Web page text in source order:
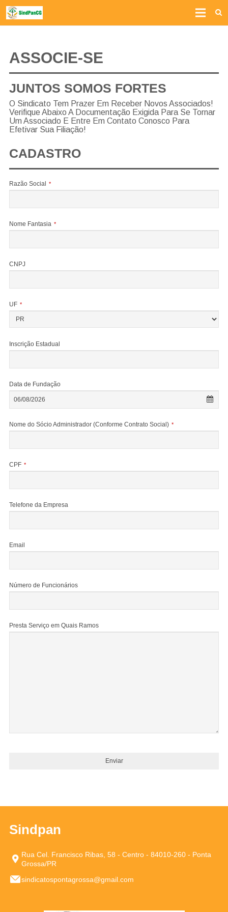
Institucional
Convenções Coletivas
ASSOCIE-SE
JUNTOS SOMOS FORTES
O Sindicato Tem Prazer Em Receber Novos Associados!
Verifique Abaixo A Documentação Exigida Para Se Tornar
Um Associado E Entre Em Contato Conosco Para
Efetivar Sua Filiação!
CADASTRO
Razão Social *
Nome Fantasia *
CNPJ
UF *
Inscrição Estadual
Data de Fundação
Nome do Sócio Administrador (Conforme Contrato Social) *
CPF *
Telefone da Empresa
Email
Número de Funcionários
Presta Serviço em Quais Ramos
Enviar
Sindpan
Rua Cel. Francisco Ribas, 58 - Centro - 84010-260 - Ponta
Grossa/PR
sindicatospontagrossa@gmail.com